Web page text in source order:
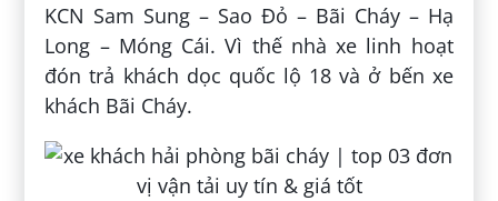
KCN Sam Sung – Sao Đỏ – Bãi Cháy – Hạ
Long – Móng Cái. Vì thế nhà xe linh hoạt
đón trả khách dọc quốc lộ 18 và ở bến xe
khách Bãi Cháy.